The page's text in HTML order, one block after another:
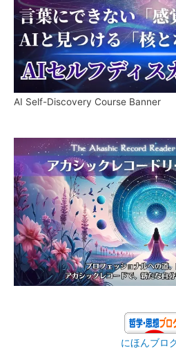
AI Self-Discovery Course Banner
にほんブロ